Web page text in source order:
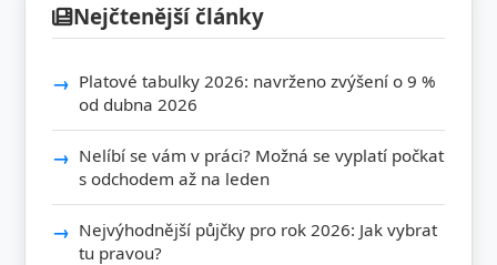
Nejčtenější články
Platové tabulky 2026: navrženo zvýšení o 9 %
od dubna 2026
Nelíbí se vám v práci? Možná se vyplatí počkat
s odchodem až na leden
Nejvýhodnější půjčky pro rok 2026: Jak vybrat
tu pravou?